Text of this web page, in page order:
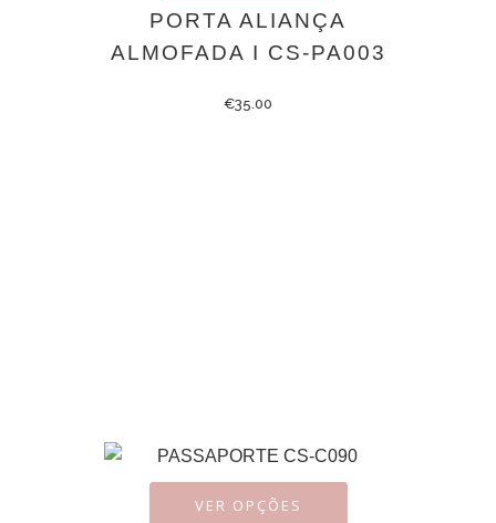
PORTA ALIANÇA
ALMOFADA I CS-PA003
€35.00
VER OPÇÕES